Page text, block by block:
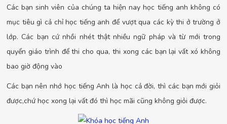
Các bạn sinh viên của chúng ta hiện nay học tiếng anh không có
mục tiêu gì cả chỉ học tiếng anh để vượt qua các kỳ thi ở trường ở
lớp. Các bạn cứ nhồi nhét thật nhiều ngữ pháp và từ mới trong
quyển giáo trình để thi cho qua, thi xong các bạn lại vất xó không
bao giờ động vào
Các bạn nên nhớ học tiếng Anh là học cả đời, thì các bạn mới giỏi
được,chứ học xong lại vất đó thì học mãi cũng không giỏi được.